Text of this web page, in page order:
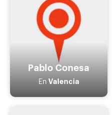
Pablo Conesa
En Valencia